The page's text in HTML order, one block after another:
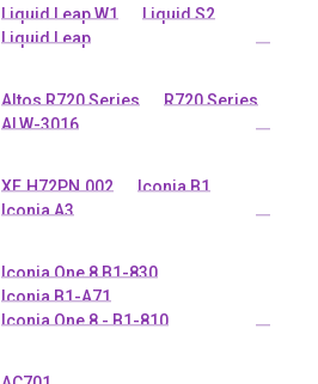
Liquid Leap W1
Liquid S2
Liquid Leap
...
Altos R720 Series
R720 Series
ALW-3016
...
XE.H72PN.002
Iconia B1
Iconia A3
...
Iconia One 8 B1-830
Iconia B1-A71
Iconia One 8 - B1-810
...